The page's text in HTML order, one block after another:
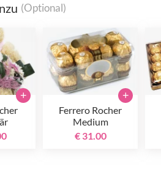
(Optional)
+
Ferrero Rocher
Medium
€ 31.00
+